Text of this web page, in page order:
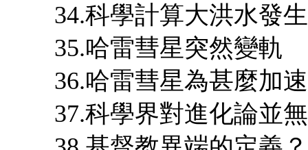
34.科學計算大洪水發
35.哈雷彗星突然變軌
36.哈雷彗星為甚麼加
37.科學界對進化論並